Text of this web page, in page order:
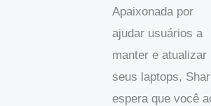
Apaixonada por
ajudar usuários a
manter e atualizar
seus laptops,
espera que você